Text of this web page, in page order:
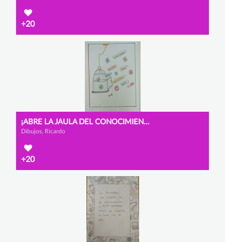
+20
¡ABRE LA JAULA DEL CONOCIMIENTO!
Dibujos, Ricardo
+20